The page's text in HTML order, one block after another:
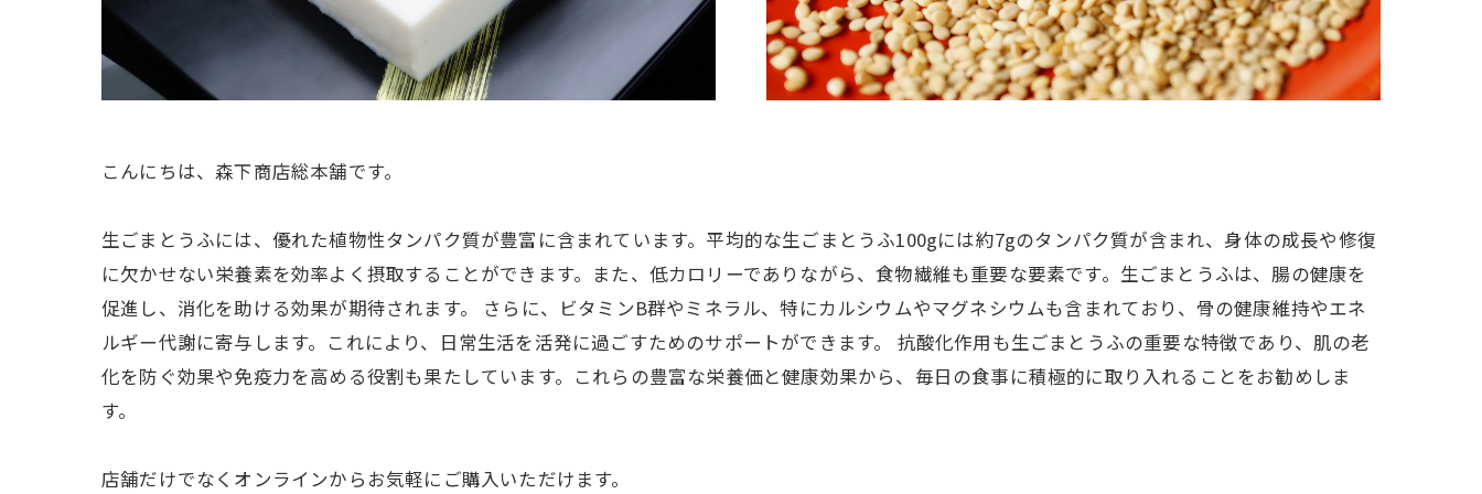
こんにちは、森下商店総本舗です。
生ごまとうふには、優れた植物性タンパク質が豊富に含まれています。平均的な生ごまとうふ100gには約7gのタンパク質が含まれ、身体の成長や修復
に欠かせない栄養素を効率よく摂取することができます。また、低カロリーでありながら、食物繊維も重要な要素です。生ごまとうふは、腸の健康を
促進し、消化を助ける効果が期待されます。 さらに、ビタミンB群やミネラル、特にカルシウムやマグネシウムも含まれており、骨の健康維持やエネ
ルギー代謝に寄与します。これにより、日常生活を活発に過ごすためのサポートができます。 抗酸化作用も生ごまとうふの重要な特徴であり、肌の老
化を防ぐ効果や免疫力を高める役割も果たしています。これらの豊富な栄養価と健康効果から、毎日の食事に積極的に取り入れることをお勧めしま
す。
店舗だけでなくオンラインからお気軽にご購入いただけます。